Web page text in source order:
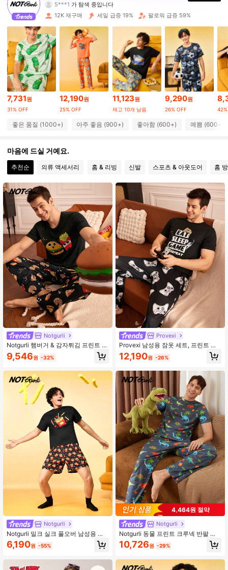
5***1 가 탐색 중입니다
4.85
18K 팔로워
4.85 18K 팔로워
4.85 18K 팔로워
4.85 18K 팔로워
4.85 18K 팔로워
18K 팔로워
4.85
4.85
4.85 18K 팔로워
12K 재구매 세일 급증 19% 팔로워 급증 59%
7,731원
31% OFF
12,190원
25% OFF
11,123원
재고 10개 남음
9,290원
26% OFF
좋은 품질 (1000+) 아주 좋음 (900+) 좋아함 (600+) 예쁨 (600+)
마음에 드실 거예요.
추천순 의류 액세서리 홈 & 리빙 신발 스포츠 & 아웃도어 홈
Notgurli
Notgurli 햄버거 & 감자튀김 프린트 반
팔 바지 남성용 파자마 세트
9,546원 -32%
Notgurli
Notgurli 밀크 실크 풀오버 남성용 더
블 숏 프렌치 프라이 프린트 라운지웨
어 세트
6,190원 -55%
Provexi
Provexi 남성용 잠옷 세트, 프린트 반
팔 상의 및 긴 바지
12,190원 -26%
4,464원 절약
Notgurli
Notgurli 동물 프린트 크루넥 반팔 티
셔츠와 바지 남성 파자마 세트
10,726원 -29%